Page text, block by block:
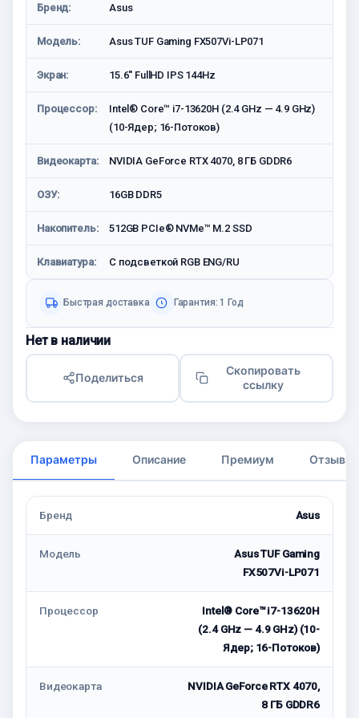
Бренд: Asus
Модель: Asus TUF Gaming FX507Vi-LP071
Экран: 15.6'' FullHD IPS 144Hz
Процессор:
Intel® Core™ i7-13620H (2.4 GHz — 4.9 GHz)
(10-Ядeр; 16-Потоков)
Видеокарта: NVIDIA GeForce RTX 4070, 8 ГБ GDDR6
ОЗУ: 16GB DDR5
Накопитель: 512GB PCIe® NVMe™ M.2 SSD
Клавиатура: С подсветкой RGB ENG/RU
Быстрая доставка Гарантия: 1 Год
Нет в наличии
Поделиться
Скопировать
ссылку
Параметры Описание Премиум Отзывы
Бренд Asus
Модель
Asus TUF Gaming
FX507Vi-LP071
Процессор
Intel® Core™ i7-13620H
(2.4 GHz — 4.9 GHz) (10-
Ядeр; 16-Потоков)
Видеокарта
NVIDIA GeForce RTX 4070,
8 ГБ GDDR6